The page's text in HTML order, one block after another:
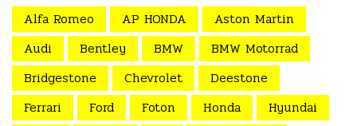
Alfa Romeo AP HONDA
Aston Martin
Audi
Bentley BMW
BMW Motorrad
Bridgestone
Chevrolet
Deestone
Ferrari
Ford Foton Honda
Hyundai